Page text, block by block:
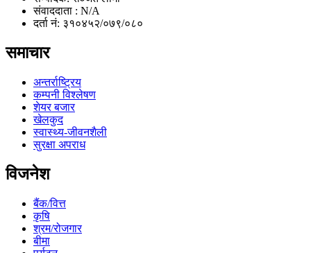
संवाददाता : N/A
दर्ता नं: ३१०४५२/०७९/०८०
समाचार
अन्तर्राष्ट्रिय
कम्पनी विश्लेषण
शेयर बजार
खेलकुद
स्वास्थ्य-जीवनशैली
सुरक्षा अपराध
विजनेश
बैंक/वित्त
कृषि
श्रम/रोजगार
बीमा